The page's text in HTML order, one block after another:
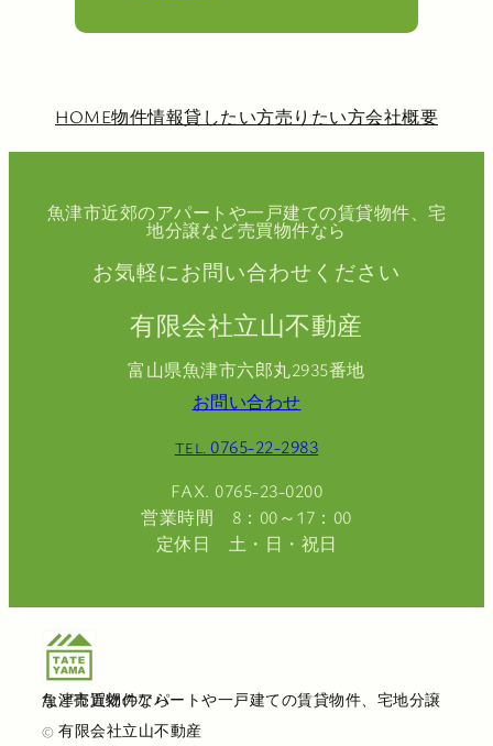
HOME物件情報貸したい方売りたい方会社概要
魚津市近郊のアパートや一戸建ての賃貸物件、宅
地分譲など売買物件なら
お気軽にお問い合わせください
有限会社立山不動産
富山県魚津市六郎丸2935番地
お問い合わせ
TEL. 0765-22-2983
FAX. 0765-23-0200
営業時間 8：00～17：00
定休日 土・日・祝日
魚津市近郊のアパートや一戸建ての賃貸物件、宅地分譲など売買物件なら
© 有限会社立山不動産